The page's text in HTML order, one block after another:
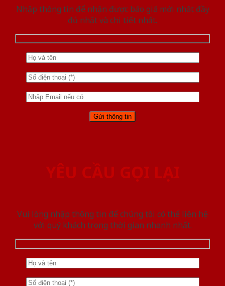
Nhập thông tin để nhận được báo giá mới nhât đầy
đủ nhất và chi tiết nhất.
YÊU CẦU GỌI LẠI
Vui lòng nhập thông tin để chúng tôi có thể liên hệ
với quý khách trong thời gian nhanh nhất.